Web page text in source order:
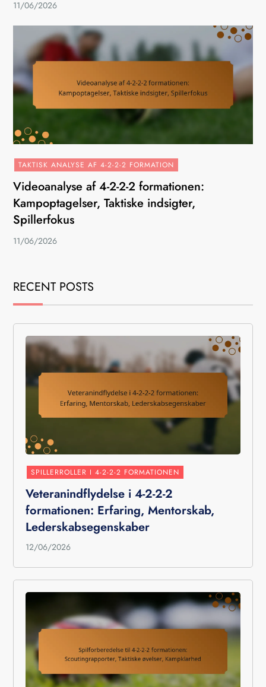
11/06/2026
TAKTISK ANALYSE AF 4-2-2-2 FORMATION
Videoanalyse af 4-2-2-2 formationen:
Kampoptagelser, Taktiske indsigter,
Spillerfokus
11/06/2026
RECENT POSTS
SPILLERROLLER I 4-2-2-2 FORMATIONEN
Veteranindflydelse i 4-2-2-2
formationen: Erfaring, Mentorskab,
Lederskabsegenskaber
12/06/2026